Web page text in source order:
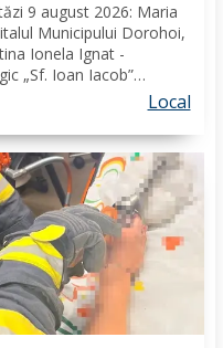
9 august 2026: Maria
Municipului Dorohoi,
Ionela Ignat -
„Sf. Ioan Iacob”
consilier
1 Dumeni, Mihai...
Local